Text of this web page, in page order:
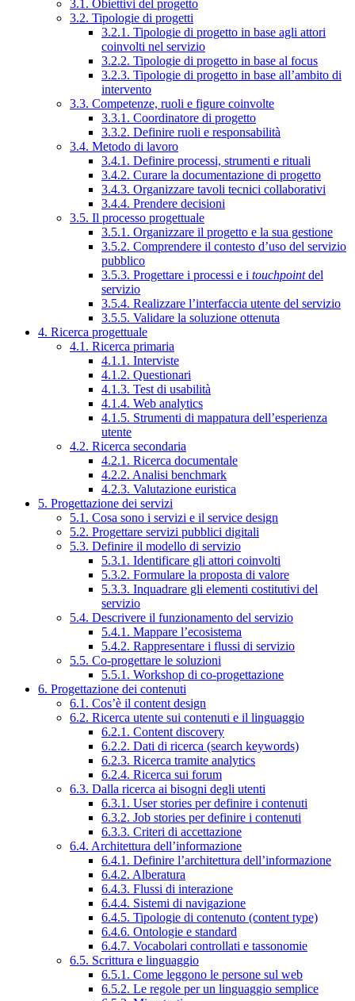
3.1. Obiettivi del progetto
3.2. Tipologie di progetti
3.2.1. Tipologie di progetto in base agli attori
coinvolti nel servizio
3.2.2. Tipologie di progetto in base al focus
3.2.3. Tipologie di progetto in base all’ambito di
intervento
3.3. Competenze, ruoli e figure coinvolte
3.3.1. Coordinatore di progetto
3.3.2. Definire ruoli e responsabilità
3.4. Metodo di lavoro
3.4.1. Definire processi, strumenti e rituali
3.4.2. Curare la documentazione di progetto
3.4.3. Organizzare tavoli tecnici collaborativi
3.4.4. Prendere decisioni
3.5. Il processo progettuale
3.5.1. Organizzare il progetto e la sua gestione
3.5.2. Comprendere il contesto d’uso del servizio
pubblico
3.5.3. Progettare i processi e i touchpointdel
servizio
3.5.4. Realizzare l’interfaccia utente del servizio
3.5.5. Validare la soluzione ottenuta
4. Ricerca progettuale
4.1. Ricerca primaria
4.1.1. Interviste
4.1.2. Questionari
4.1.3. Test di usabilità
4.1.4. Web analytics
4.1.5. Strumenti di mappatura dell’esperienza
utente
4.2. Ricerca secondaria
4.2.1. Ricerca documentale
4.2.2. Analisi benchmark
4.2.3. Valutazione euristica
5. Progettazione dei servizi
5.1. Cosa sono i servizi e il service design
5.2. Progettare servizi pubblici digitali
5.3. Definire il modello di servizio
5.3.1. Identificare gli attori coinvolti
5.3.2. Formulare la proposta di valore
5.3.3. Inquadrare gli elementi costitutivi del
servizio
5.4. Descrivere il funzionamento del servizio
5.4.1. Mappare l’ecosistema
5.4.2. Rappresentare i flussi di servizio
5.5. Co-progettare le soluzioni
5.5.1. Workshop di co-progettazione
6. Progettazione dei contenuti
6.1. Cos’è il content design
6.2. Ricerca utente sui contenuti e il linguaggio
6.2.1. Content discovery
6.2.2. Dati di ricerca (search keywords)
6.2.3. Ricerca tramite analytics
6.2.4. Ricerca sui forum
6.3. Dalla ricerca ai bisogni degli utenti
6.3.1. User stories per definire i contenuti
6.3.2. Job stories per definire i contenuti
6.3.3. Criteri di accettazione
6.4. Architettura dell’informazione
6.4.1. Definire l’architettura dell’informazione
6.4.2. Alberatura
6.4.3. Flussi di interazione
6.4.4. Sistemi di navigazione
6.4.5. Tipologie di contenuto (content type)
6.4.6. Ontologie e standard
6.4.7. Vocabolari controllati e tassonomie
6.5. Scrittura e linguaggio
6.5.1. Come leggono le persone sul web
6.5.2. Le regole per un linguaggio semplice